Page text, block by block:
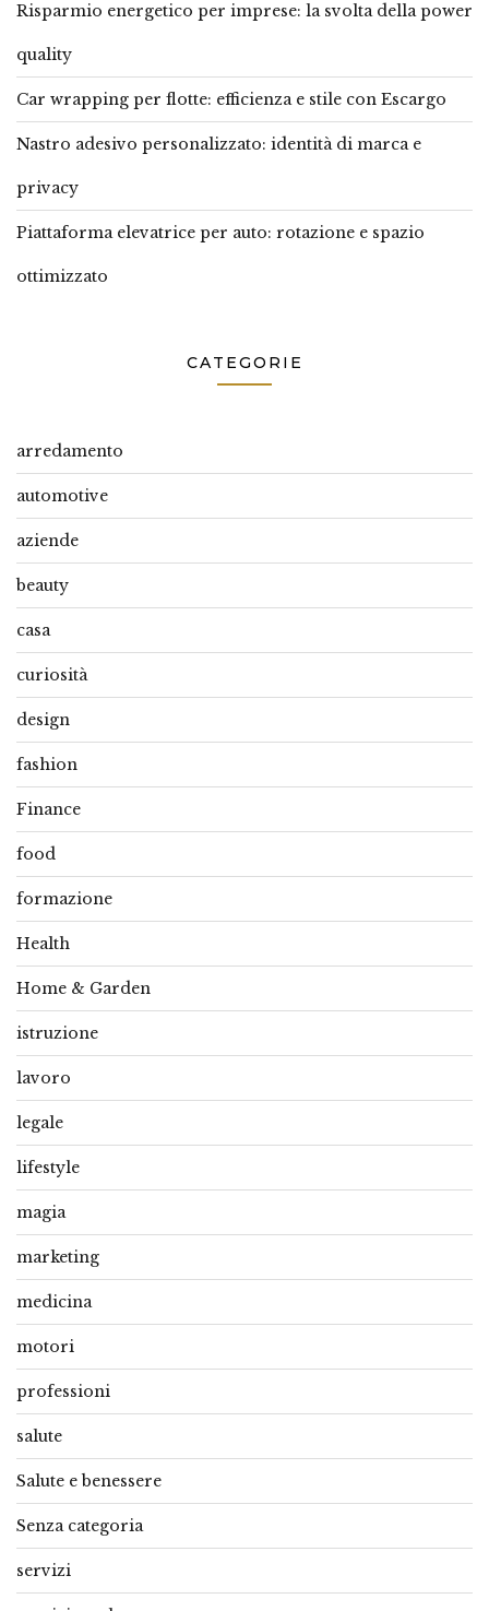
Risparmio energetico per imprese: la svolta della power
quality
Car wrapping per flotte: efficienza e stile con Escargo
Nastro adesivo personalizzato: identità di marca e
privacy
Piattaforma elevatrice per auto: rotazione e spazio
ottimizzato
CATEGORIE
arredamento
automotive
aziende
beauty
casa
curiosità
design
fashion
Finance
food
formazione
Health
Home & Garden
istruzione
lavoro
legale
lifestyle
magia
marketing
medicina
motori
professioni
salute
Salute e benessere
Senza categoria
servizi